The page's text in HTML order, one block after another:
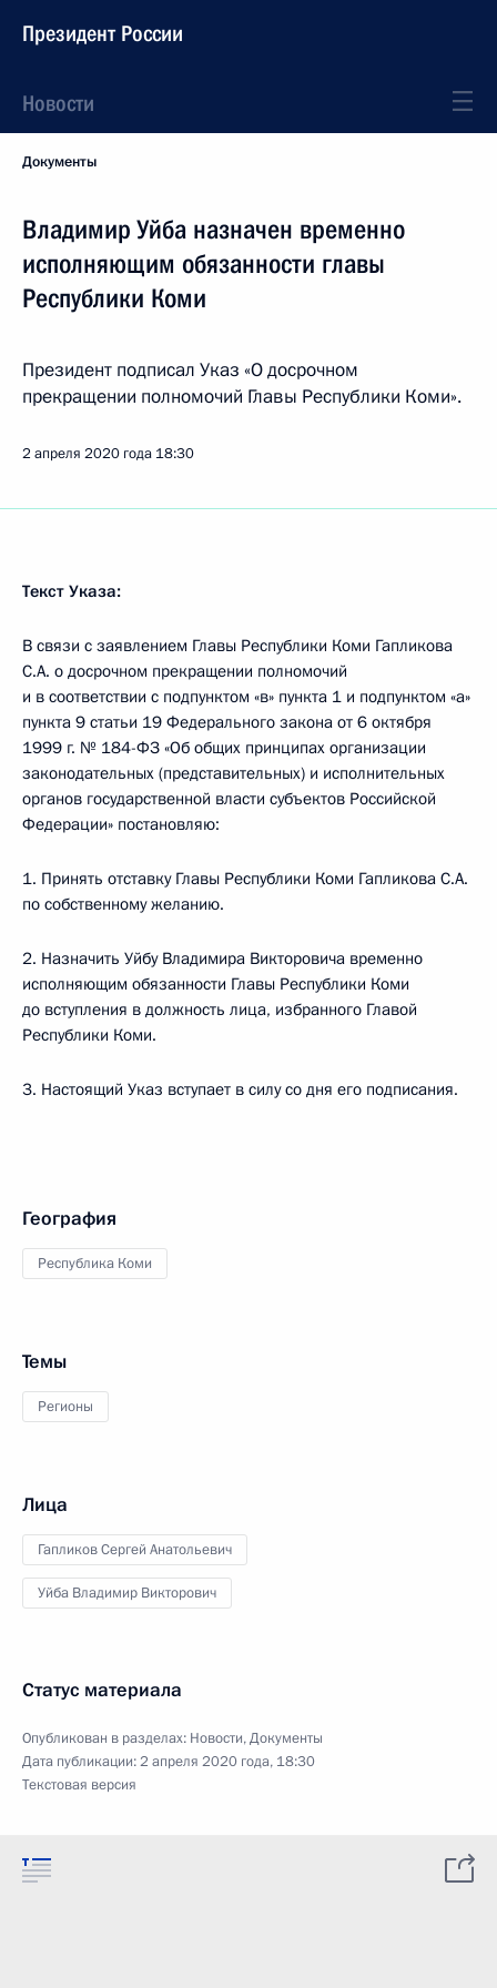
Президент России
Новости
Документы
Владимир Уйба назначен временно
исполняющим обязанности главы
Республики Коми
Президент подписал Указ «О досрочном
прекращении полномочий Главы Республики Коми».
2 апреля 2020 года 18:30
Текст Указа:
В связи с заявлением Главы Республики Коми Гапликова
С.А. о досрочном прекращении полномочий
и в соответствии с подпунктом «в» пункта 1 и подпунктом «а»
пункта 9 статьи 19 Федерального закона от 6 октября
1999 г. № 184-ФЗ «Об общих принципах организации
законодательных (представительных) и исполнительных
органов государственной власти субъектов Российской
Федерации» постановляю:
1. Принять отставку Главы Республики Коми Гапликова С.А.
по собственному желанию.
2. Назначить Уйбу Владимира Викторовича временно
исполняющим обязанности Главы Республики Коми
до вступления в должность лица, избранного Главой
Республики Коми.
3. Настоящий Указ вступает в силу со дня его подписания.
География
Республика Коми
Темы
Регионы
Лица
Гапликов Сергей Анатольевич
Уйба Владимир Викторович
Статус материала
Опубликован в разделах: Новости,Документы
Дата публикации:2 апреля 2020 года, 18:30
Текстовая версия